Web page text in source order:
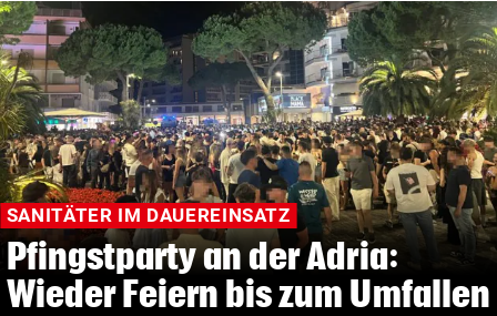
SANITÄTER IM DAUEREINSATZ
Pfingstparty an der Adria:
Wieder Feiern bis zum Umfallen